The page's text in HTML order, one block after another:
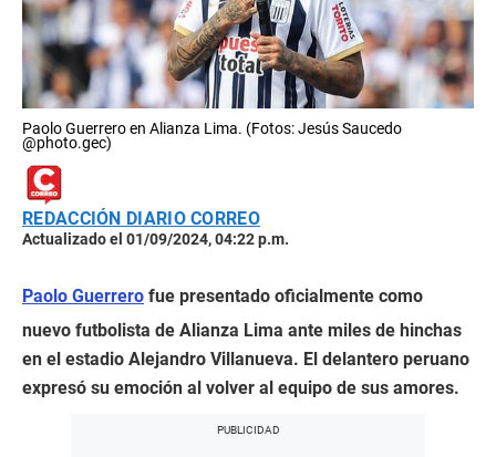
Paolo Guerrero en Alianza Lima. (Fotos: Jesús Saucedo
@photo.gec)
REDACCIÓN DIARIO CORREO
Actualizado el 01/09/2024, 04:22 p.m.
Paolo Guerrero fue presentado oficialmente como
nuevo futbolista de Alianza Lima ante miles de hinchas
en el estadio Alejandro Villanueva. El delantero peruano
expresó su emoción al volver al equipo de sus amores.